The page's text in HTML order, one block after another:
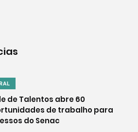
de Talentos abre 60
de trabalho para
do Senac